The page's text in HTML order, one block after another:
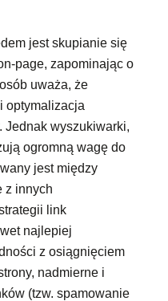
jest skupianie się
page, zapominając o
uważa, że
optymalizacja
wyszukiwarki,
ogromną wagę do
jest między
z innych
link
najlepiej
z osiągnięciem
nadmierne i
(tzw. spamowanie